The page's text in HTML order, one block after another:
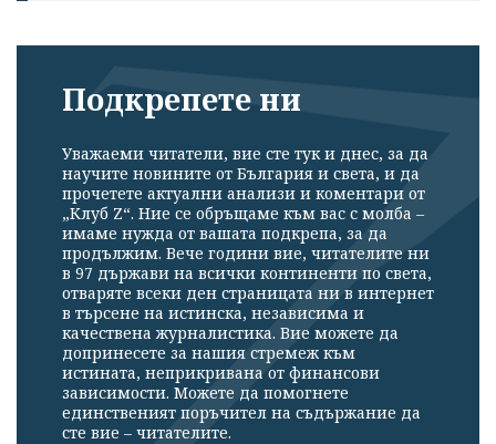
Подкрепете ни
Уважаеми читатели, вие сте тук и днес, за да
научите новините от България и света, и да
прочетете актуални анализи и коментари от
„Клуб Z“. Ние се обръщаме към вас с молба –
имаме нужда от вашата подкрепа, за да
продължим. Вече години вие, читателите ни
в 97 държави на всички континенти по света,
отваряте всеки ден страницата ни в интернет
в търсене на истинска, независима и
качествена журналистика. Вие можете да
допринесете за нашия стремеж към
истината, неприкривана от финансови
зависимости. Можете да помогнете
единственият поръчител на съдържание да
сте вие – читателите.